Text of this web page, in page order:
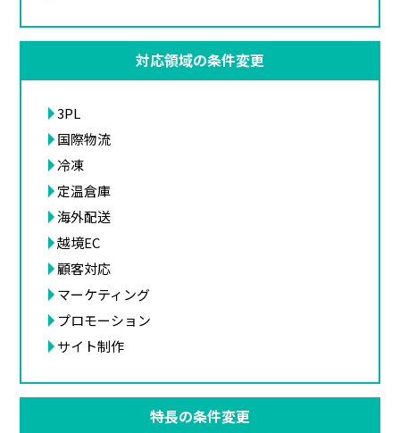
対応領域の条件変更
3PL
国際物流
冷凍
定温倉庫
海外配送
越境EC
顧客対応
マーケティング
プロモーション
サイト制作
特長の条件変更